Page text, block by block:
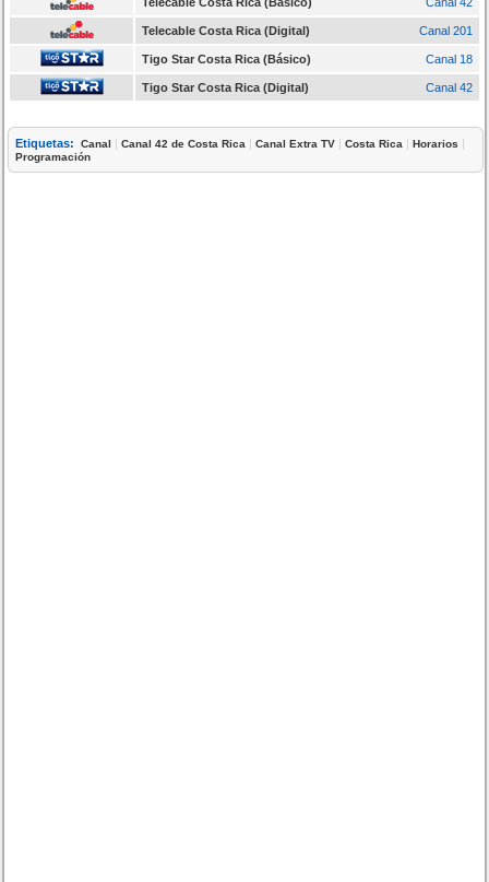
Telecable Costa Rica (Digital) Canal 201
Tigo Star Costa Rica (Básico) Canal 18
Tigo Star Costa Rica (Digital) Canal 42
Etiquetas: Canal |Canal 42 de Costa Rica |Canal Extra TV |Costa Rica |Horarios |
Programación